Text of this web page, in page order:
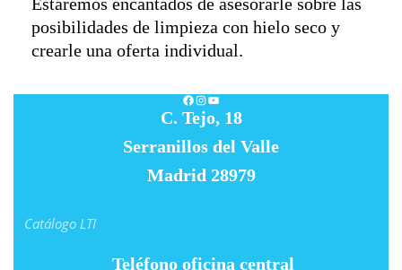
posibilidades de limpieza con hielo seco y
crearle una oferta individual.
Facebook
Instagram
YouTube
C. Tejo, 18
Serranillos del Valle
Madrid 28979
Catálogo LTI
Teléfono oficina central